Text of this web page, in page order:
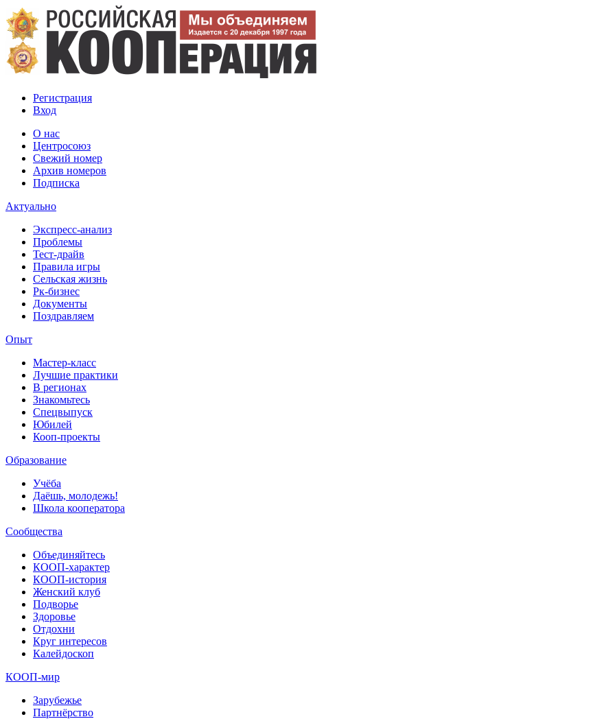
Регистрация
Вход
О нас
Центросоюз
Свежий номер
Архив номеров
Подписка
Актуально
Экспресс-анализ
Проблемы
Тест-драйв
Правила игры
Сельская жизнь
Рк-бизнес
Документы
Поздравляем
Опыт
Мастер-класс
Лучшие практики
В регионах
Знакомьтесь
Спецвыпуск
Юбилей
Кооп-проекты
Образование
Учёба
Даёшь, молодежь!
Школа кооператора
Сообщества
Объединяйтесь
КООП-характер
КООП-история
Женский клуб
Подворье
Здоровье
Отдохни
Круг интересов
Калейдоскоп
КООП-мир
Зарубежье
Партнёрство